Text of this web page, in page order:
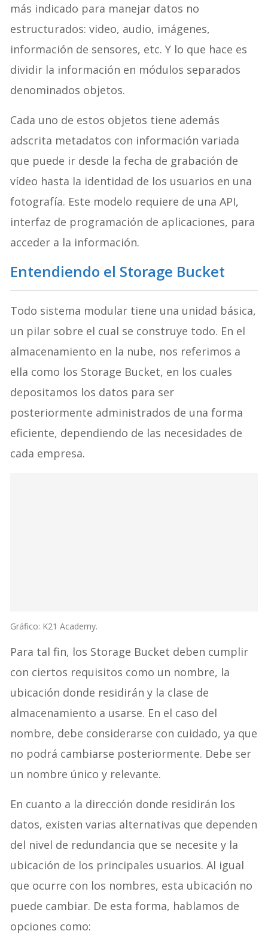
más indicado para manejar datos no
estructurados: video, audio, imágenes,
información de sensores, etc. Y lo que hace es
dividir la información en módulos separados
denominados objetos.
Cada uno de estos objetos tiene además
adscrita metadatos con información variada
que puede ir desde la fecha de grabación de
vídeo hasta la identidad de los usuarios en una
fotografía. Este modelo requiere de una API,
interfaz de programación de aplicaciones, para
acceder a la información.
Entendiendo el Storage Bucket
Todo sistema modular tiene una unidad básica,
un pilar sobre el cual se construye todo. En el
almacenamiento en la nube, nos referimos a
ella como los Storage Bucket, en los cuales
depositamos los datos para ser
posteriormente administrados de una forma
eficiente, dependiendo de las necesidades de
cada empresa.
Gráfico: K21 Academy.
Para tal fin, los Storage Bucket deben cumplir
con ciertos requisitos como un nombre, la
ubicación donde residirán y la clase de
almacenamiento a usarse. En el caso del
nombre, debe considerarse con cuidado, ya que
no podrá cambiarse posteriormente. Debe ser
un nombre único y relevante.
En cuanto a la dirección donde residirán los
datos, existen varias alternativas que dependen
del nivel de redundancia que se necesite y la
ubicación de los principales usuarios. Al igual
que ocurre con los nombres, esta ubicación no
puede cambiar. De esta forma, hablamos de
opciones como: